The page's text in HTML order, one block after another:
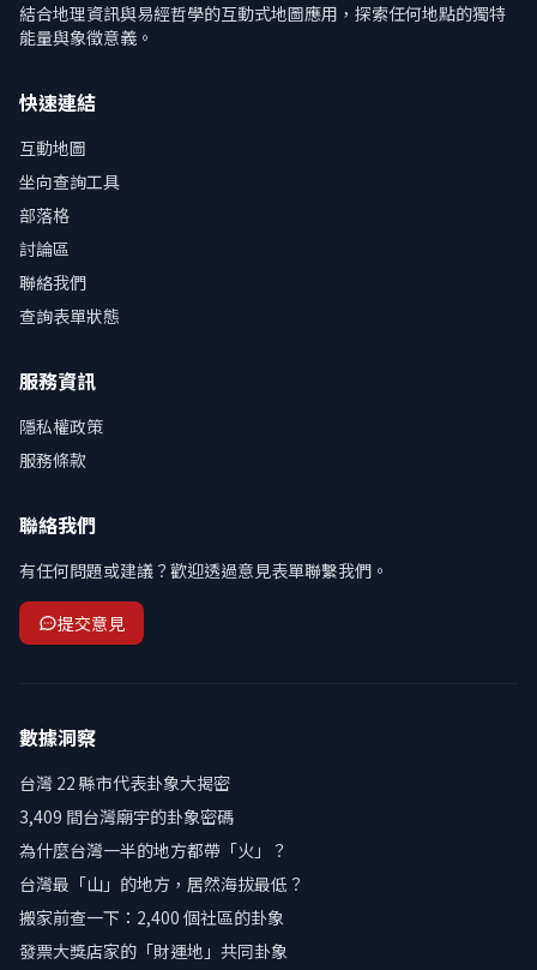
結合地理資訊與易經哲學的互動式地圖應用，探索任何地點的獨特
能量與象徵意義。
快速連結
互動地圖
坐向查詢工具
部落格
討論區
聯絡我們
查詢表單狀態
服務資訊
隱私權政策
服務條款
聯絡我們
有任何問題或建議？歡迎透過意見表單聯繫我們。
提交意見
數據洞察
台灣 22 縣市代表卦象大揭密
3,409 間台灣廟宇的卦象密碼
為什麼台灣一半的地方都帶「火」？
台灣最「山」的地方，居然海拔最低？
搬家前查一下：2,400 個社區的卦象
發票大獎店家的「財運地」共同卦象